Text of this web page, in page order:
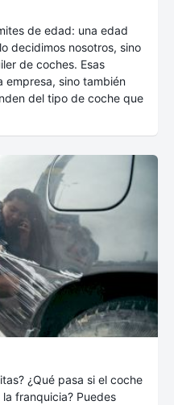
de edad: una edad
decidimos nosotros, sino
de coches. Esas
empresa, sino también
del tipo de coche que
¿Qué pasa si el coche
franquicia? Puedes